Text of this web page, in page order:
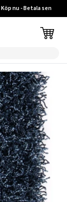
Köp nu - Betala sen